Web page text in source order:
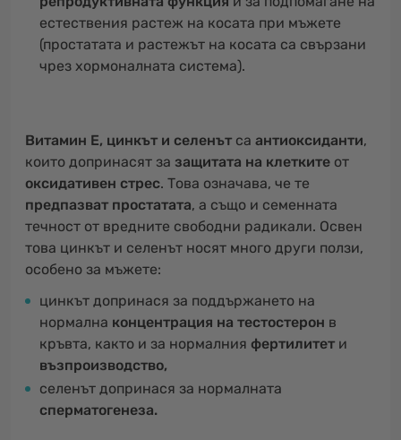
естествения растеж на косата при мъжете
(простатата и растежът на косата са свързани
чрез хормоналната система).
Витамин Е, цинкът и селенът са антиоксиданти,
които допринасят за защитата на клетките от
оксидативен стрес. Това означава, че те
предпазват простатата, а също и семенната
течност от вредните свободни радикали. Освен
това цинкът и селенът носят много други ползи,
особено за мъжете:
цинкът допринася за поддържането на
нормална концентрация на тестостерон в
кръвта, както и за нормалния фертилитет и
възпроизводство,
селенът допринася за нормалната
сперматогенеза.